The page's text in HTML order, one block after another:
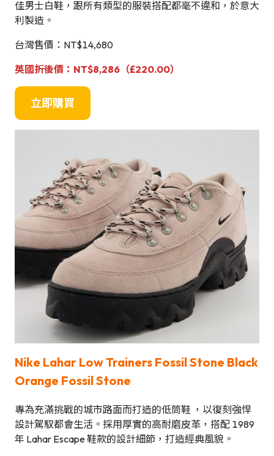
佳男士白鞋，跟所有類型的服裝搭配都毫不違和，於意大
利製造。
台灣售價：NT$14,680
英國折後價：NT$8,286（£220.00）
立即購買
Nike Lahar Low Trainers Fossil Stone Black
Orange Fossil Stone
專為充滿挑戰的城市路面而打造的低筒鞋 ，以復刻強悍
設計駕馭都會生活。採用厚實的高耐磨皮革，搭配 1989
年 Lahar Escape 鞋款的設計細節，打造經典風貌。